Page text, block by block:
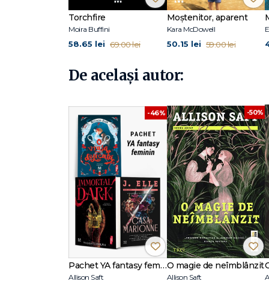
„Un roman încântător ce împletește romantismul și
unui film Ghibli. M-a fermecat cu totul.“ - AXIE OH,
engleza la Tulane University, s-a mutat de pe Coasta
sequoia și practicând dansul acrobatic aerian. De
Torchfire
Moira Buffini
58.65 lei 69.00 lei
Moștenitor, aparent
Kara McDowell
50.15 lei 59.00 lei
De același autor:
-46%
Pachet YA fantasy feminin
Allison Saft
-50%
O magie de neîmblânzit
Allison Saft